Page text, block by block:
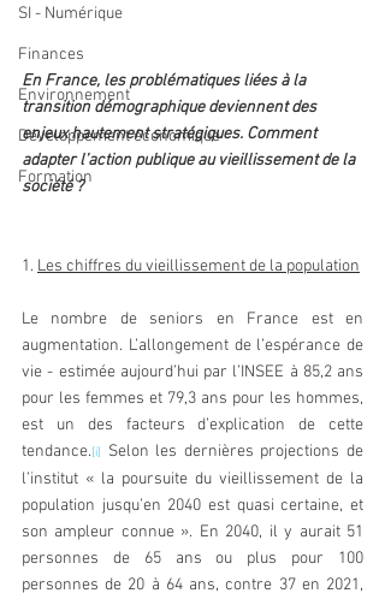
SI - Numérique
Finances
Environnement
Développement économique
Formation
En France, les problématiques liées à la
transition démographique deviennent des
enjeux hautement stratégiques. Comment
adapter l’action publique au vieillissement de la
société ?
1. Les chiffres du vieillissement de la population
Le nombre de seniors en France est en
augmentation. L’allongement de l’espérance de
vie - estimée aujourd’hui par l’INSEE à 85,2 ans
pour les femmes et 79,3 ans pour les hommes,
est un des facteurs d’explication de cette
tendance.[i]
​ Selon les dernières projections de
l’institut « la poursuite du vieillissement de la
population jusqu’en 2040 est quasi certaine, et
son ampleur connue ». En 2040, il y aurait 51
personnes de 65 ans ou plus pour 100
personnes de 20 à 64 ans, contre 37 en 2021,